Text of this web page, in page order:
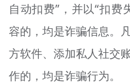
自动扣费”，并以“扣费
容的，均是诈骗信息。
方软件、添加私人社交
作的，均是诈骗行为。